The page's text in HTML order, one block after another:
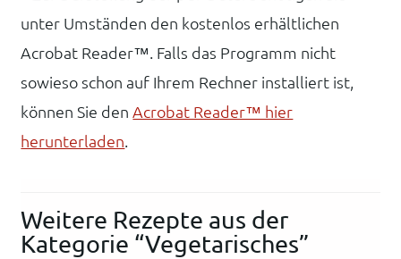
unter Umständen den kostenlos erhältlichen
Acrobat Reader™. Falls das Programm nicht
sowieso schon auf Ihrem Rechner installiert ist,
können Sie denAcrobat Reader™ hier
herunterladen.
Weitere Rezepte aus der
Kategorie “Vegetarisches”